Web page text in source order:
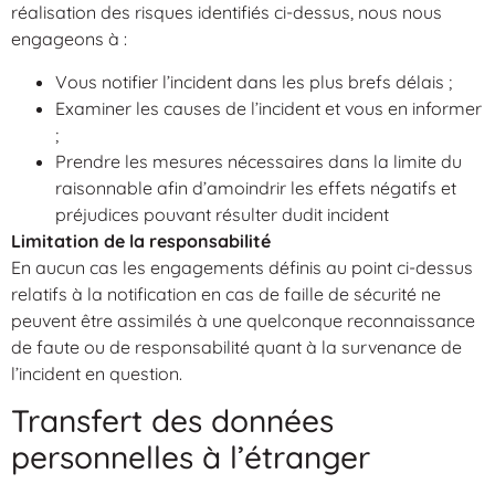
réalisation des risques identifiés ci-dessus, nous nous
engageons à :
Vous notifier l’incident dans les plus brefs délais ;
Examiner les causes de l’incident et vous en informer
;
Prendre les mesures nécessaires dans la limite du
raisonnable afin d’amoindrir les effets négatifs et
préjudices pouvant résulter dudit incident
Limitation de la responsabilité
En aucun cas les engagements définis au point ci-dessus
relatifs à la notification en cas de faille de sécurité ne
peuvent être assimilés à une quelconque reconnaissance
de faute ou de responsabilité quant à la survenance de
l’incident en question.
Transfert des données
personnelles à l’étranger